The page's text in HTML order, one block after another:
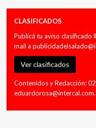
CLASIFICADOS
Publicá tu aviso
mail a
Ver clasificados
Contenidos y Redacción: